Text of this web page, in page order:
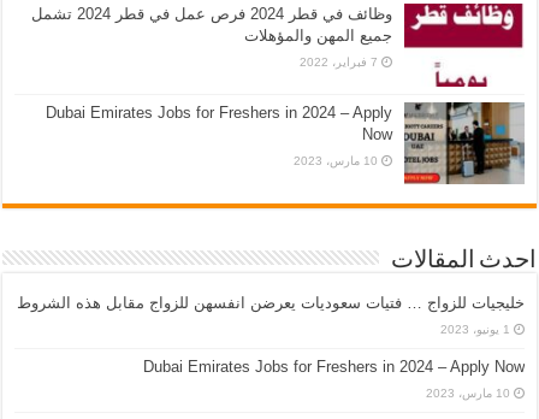
وظائف في قطر 2024 فرص عمل في قطر 2024 تشمل
جميع المهن والمؤهلات
7 فبراير، 2022
Dubai Emirates Jobs for Freshers in 2024 – Apply
Now
10 مارس، 2023
احدث المقالات
خليجيات للزواج … فتيات سعوديات يعرضن انفسهن للزواج مقابل هذه الشروط
1 يونيو، 2023
Dubai Emirates Jobs for Freshers in 2024 – Apply Now
10 مارس، 2023